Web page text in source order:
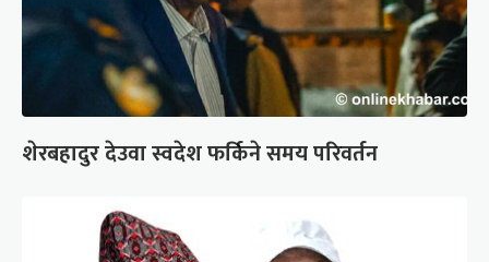
शेरबहादुर देउवा स्वदेश फर्किने समय परिवर्तन